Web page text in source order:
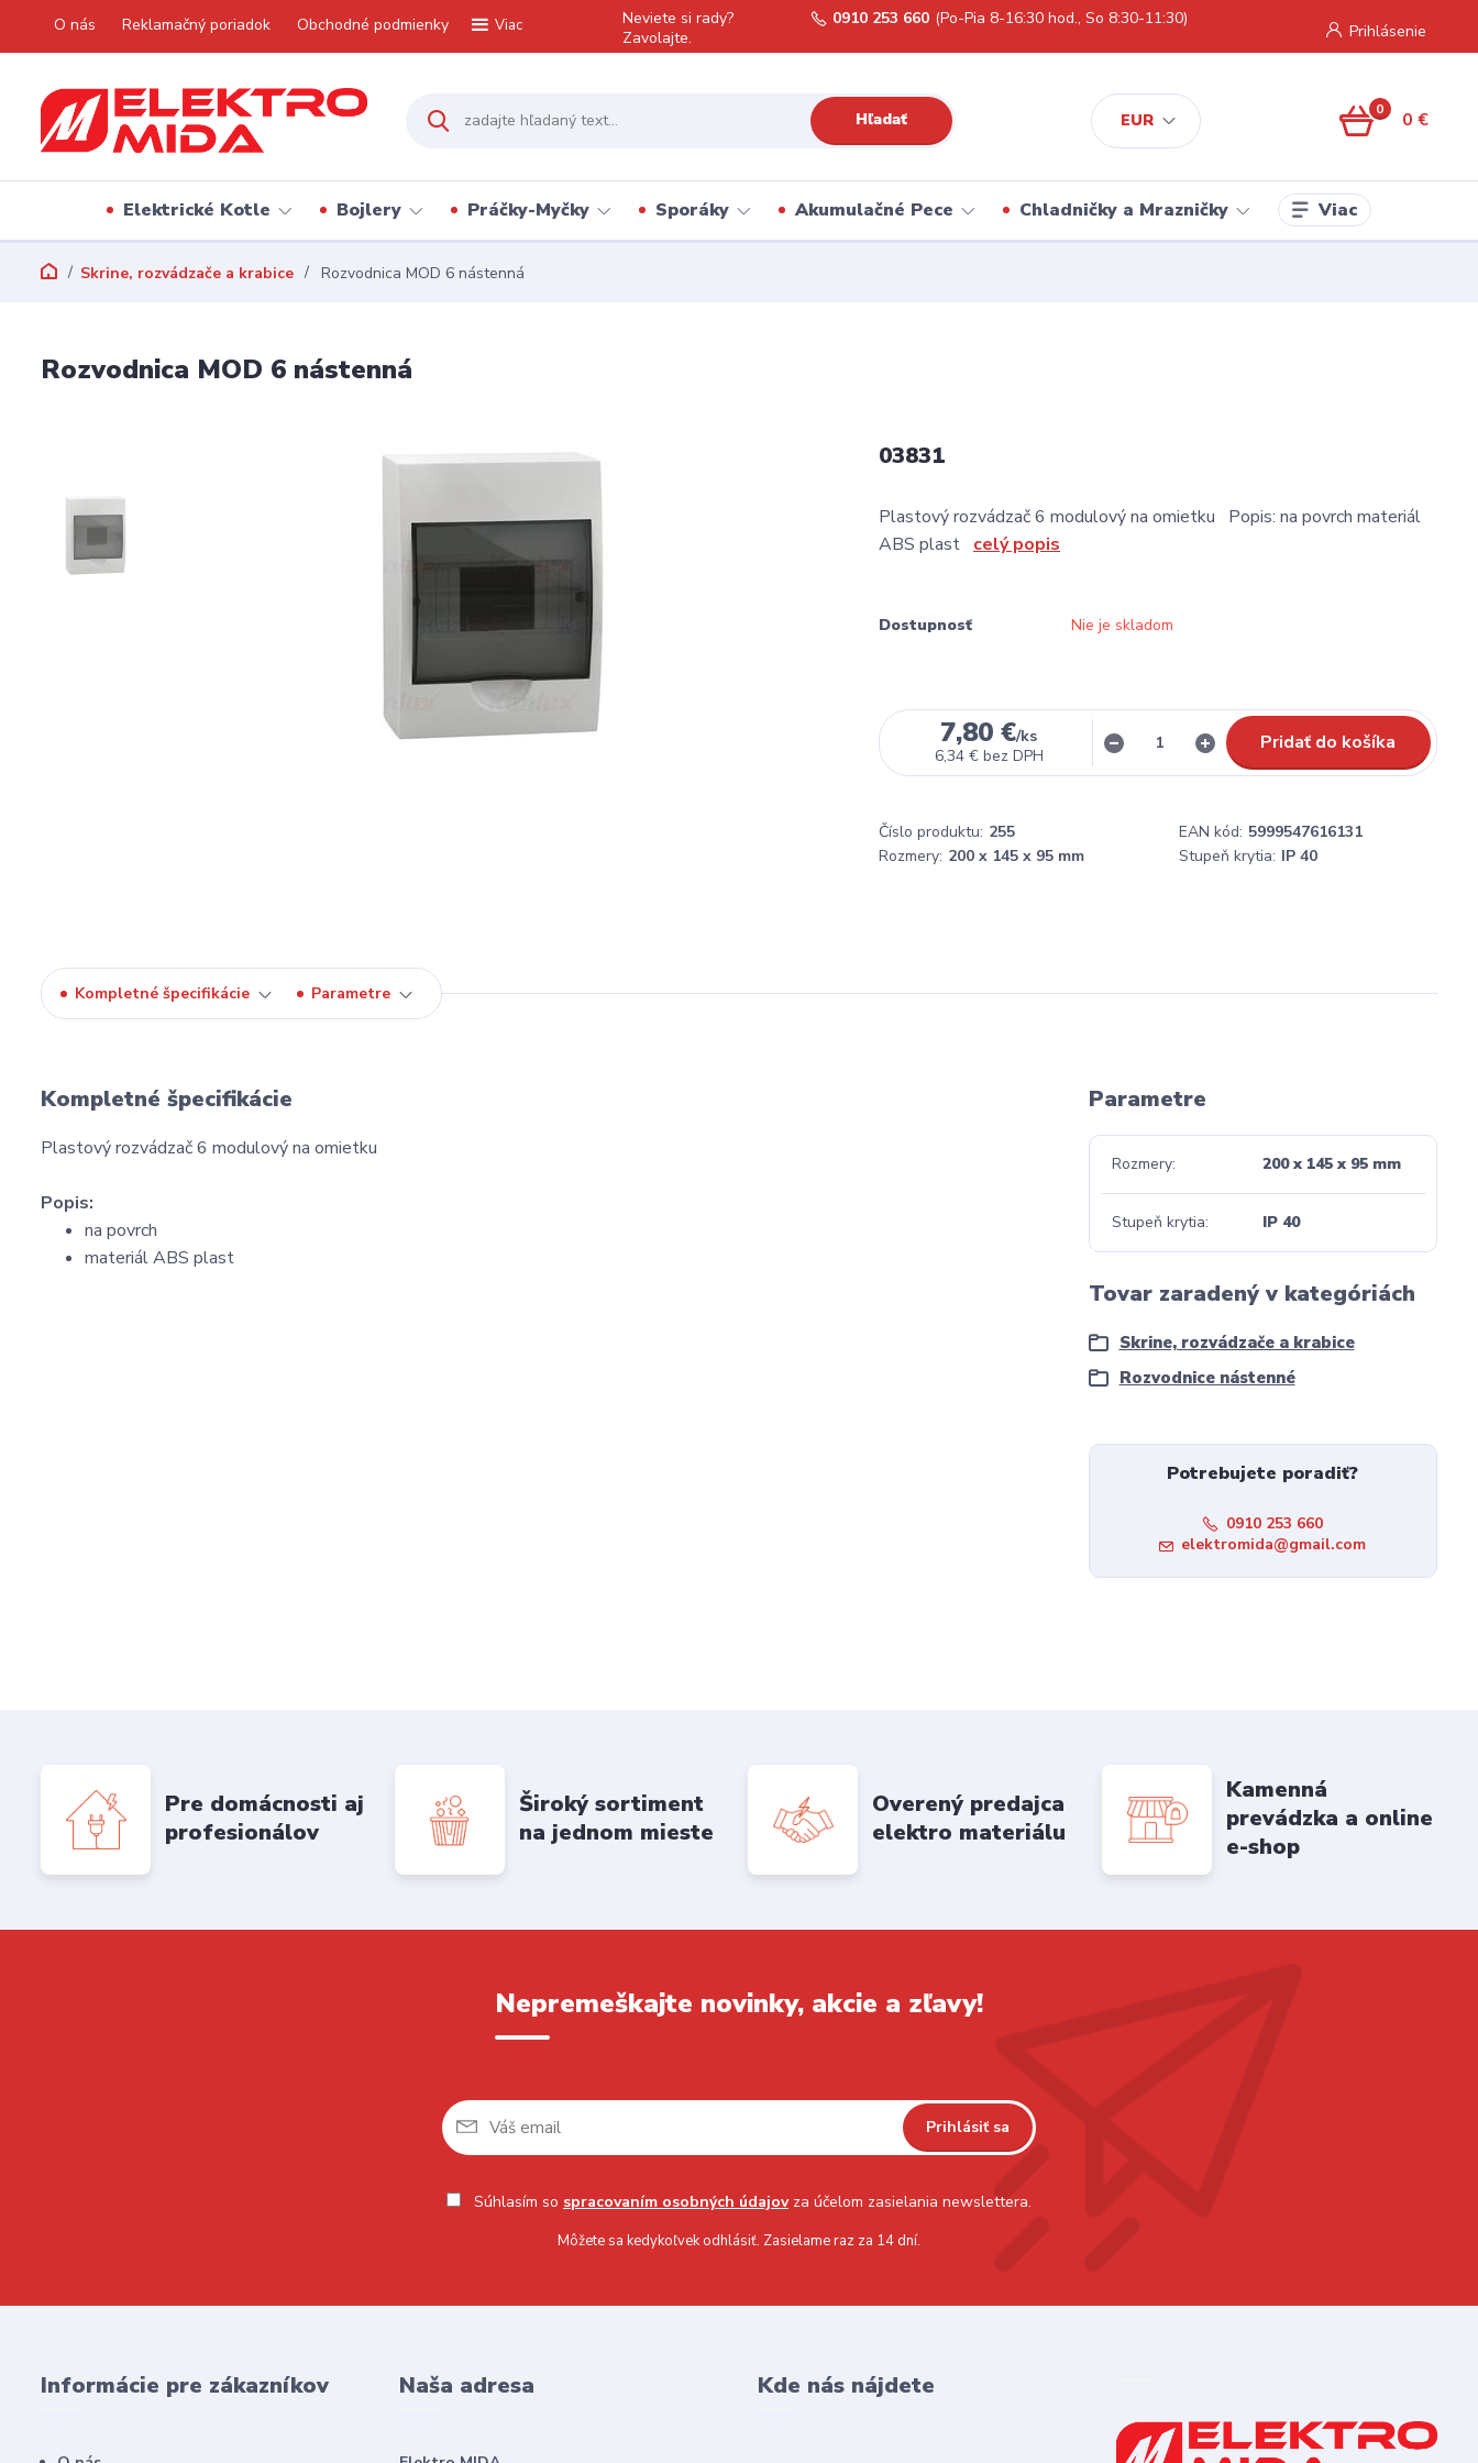
O nás Reklamačný poriadok Obchodné podmienky Viac
EUR
Prihlásenie
Hľadať
Neviete si rady?
Zavolajte.
0910 253 660 (Po-Pia 8-16:30 hod., So 8:30-11:30)
0 0 €
Elektrické Kotle Bojlery Práčky-Myčky Sporáky Akumulačné Pece Chladničky a Mrazničky Viac
Skrine, rozvádzače a krabice Rozvodnica MOD 6 nástenná
Rozvodnica MOD 6 nástenná
03831
Plastový rozvádzač 6 modulový na omietku Popis: na povrch materiál
ABS plast celý popis
Dostupnosť Nie je skladom
7,80 €/ks
6,34 € bez DPH
Pridať do košíka
Číslo produktu: 255 EAN kód: 5999547616131
Rozmery: 200 x 145 x 95 mm Stupeň krytia: IP 40
Kompletné špecifikácie Parametre
Kompletné špecifikácie
Plastový rozvádzač 6 modulový na omietku
Popis:
na povrch
materiál ABS plast
Parametre
Rozmery 200 x 145 x 95 mm
Stupeň krytia IP 40
Tovar zaradený v kategóriách
Skrine, rozvádzače a krabice
Rozvodnice nástenné
Potrebujete poradiť?
0910 253 660
elektromida@gmail.com
Pre domácnosti aj
profesionálov
Široký sortiment
na jednom mieste
Overený predajca
elektro materiálu
Kamenná
prevádzka a online
e-shop
Nepremeškajte novinky, akcie a zľavy!
Prihlásiť sa
Súhlasím so spracovaním osobných údajovza účelom zasielania newslettera.
Môžete sa kedykoľvek odhlásiť. Zasielame raz za 14 dní.
Informácie pre zákazníkov Naša adresa Kde nás nájdete